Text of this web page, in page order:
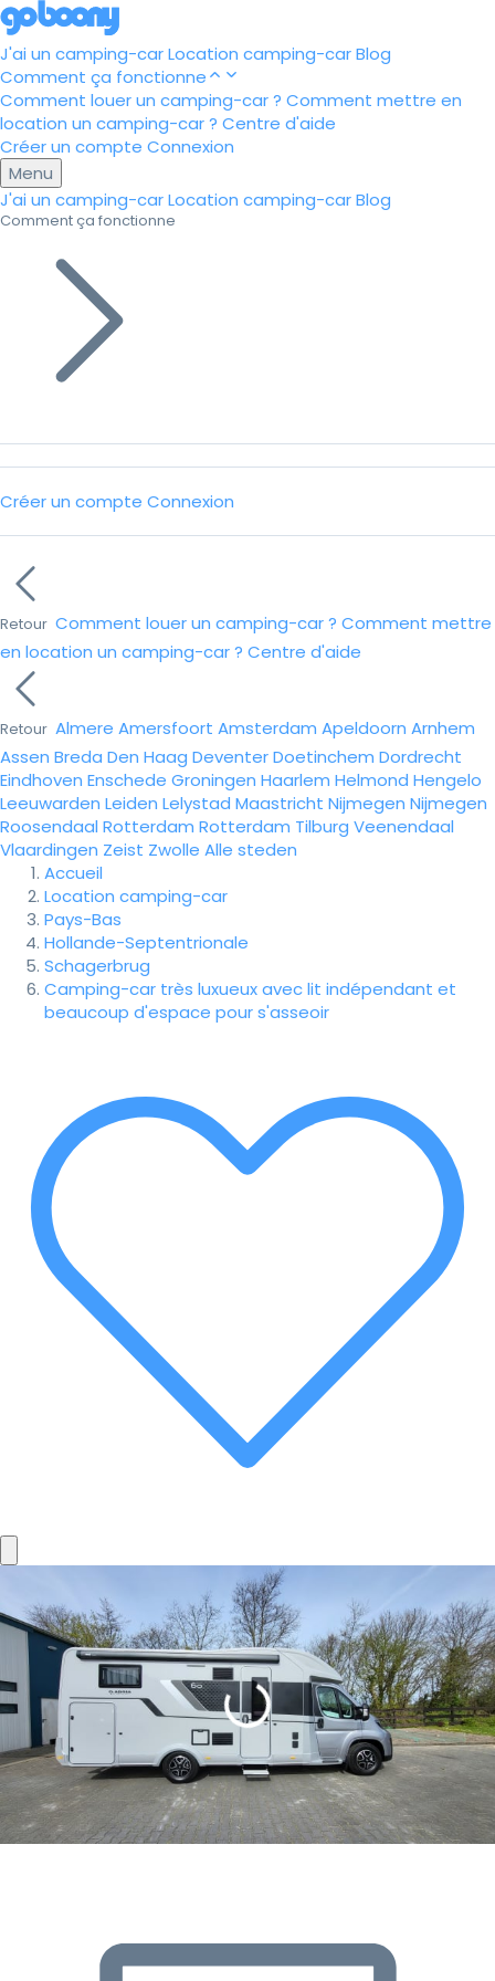
J'ai un camping-carLocation camping-carBlog
Comment ça fonctionne
Comment louer un camping-car ? Comment mettre en
location un camping-car ? Centre d'aide
Créer un compte Connexion
Menu
J'ai un camping-carLocation camping-carBlog
Comment ça fonctionne
Créer un compte Connexion
Retour Comment louer un camping-car ? Comment mettre
en location un camping-car ? Centre d'aide
Retour Almere Amersfoort Amsterdam Apeldoorn Arnhem
Assen Breda Den Haag DeventerDoetinchem Dordrecht
Eindhoven Enschede Groningen Haarlem Helmond Hengelo
Leeuwarden Leiden Lelystad Maastricht Nijmegen Nijmegen
Roosendaal Rotterdam Rotterdam Tilburg Veenendaal
Vlaardingen Zeist Zwolle Alle steden
Accueil
Location camping-car
Pays-Bas
Hollande-Septentrionale
Schagerbrug
Camping-car très luxueux avec lit indépendant et
beaucoup d'espace pour s'asseoir